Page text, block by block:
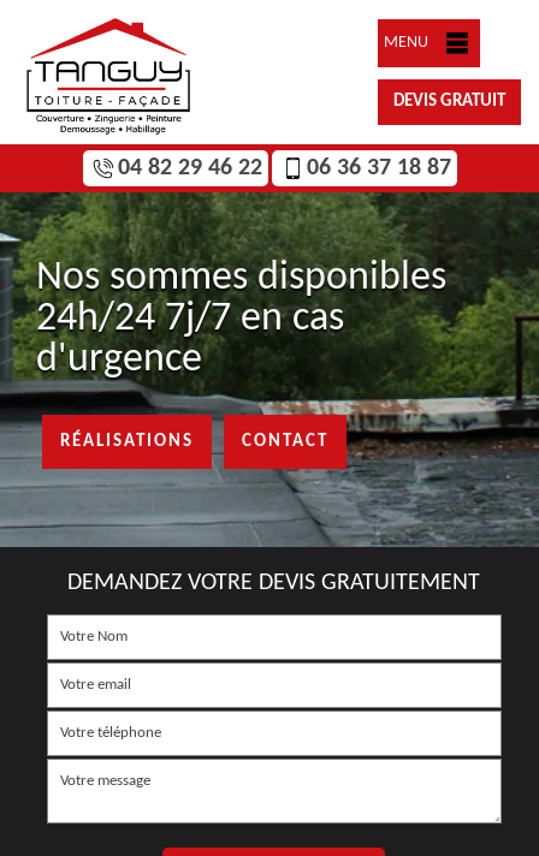
MENU
DEVIS GRATUIT
04 82 29 46 22 06 36 37 18 87
Nos sommes disponibles
24h/24 7j/7 en cas
d'urgence
RÉALISATIONS CONTACT
DEMANDEZ VOTRE DEVIS GRATUITEMENT